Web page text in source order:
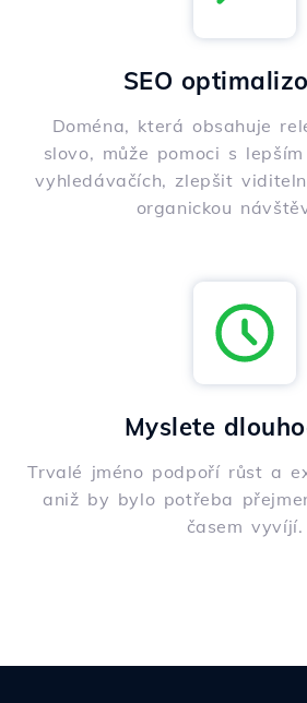
SEO
Doména, která obsahuje
slovo, může pomoci s
vyhledávačích, zlepšit
organickou
Myslete
Trvalé jméno podpoří růst a
aniž by bylo potřeba
časem vyvíjí.